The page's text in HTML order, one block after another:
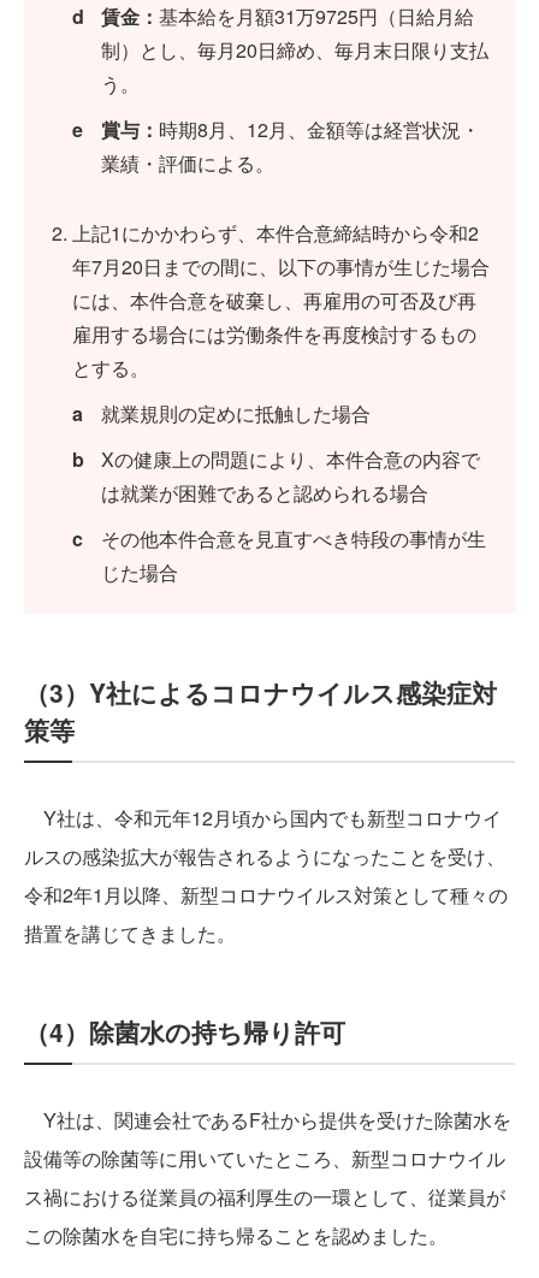
d
賃金： 基本給を月額31万9725円（日給月給
制）とし、毎月20日締め、毎月末日限り支払
う。
e
賞与： 時期8月、12月、金額等は経営状況・
業績・評価による。
上記1にかかわらず、本件合意締結時から令和2
年7月20日までの間に、以下の事情が生じた場合
には、本件合意を破棄し、再雇用の可否及び再
雇用する場合には労働条件を再度検討するもの
とする。
a
就業規則の定めに抵触した場合
b
Xの健康上の問題により、本件合意の内容で
は就業が困難であると認められる場合
c
その他本件合意を見直すべき特段の事情が生
じた場合
（3）Y社によるコロナウイルス感染症対
策等
Y社は、令和元年12月頃から国内でも新型コロナウイ
ルスの感染拡大が報告されるようになったことを受け、
令和2年1月以降、新型コロナウイルス対策として種々の
措置を講じてきました。
（4）除菌水の持ち帰り許可
Y社は、関連会社であるF社から提供を受けた除菌水を
設備等の除菌等に用いていたところ、新型コロナウイル
ス禍における従業員の福利厚生の一環として、従業員が
この除菌水を自宅に持ち帰ることを認めました。